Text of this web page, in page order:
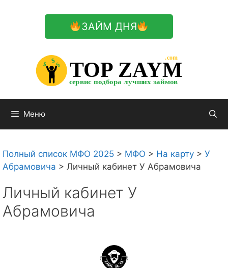
ЗАЙМ ДНЯ
TOP ZAYM
сервис подбора лучших займов
.com
$
$
$
Меню
Полный список МФО 2025 > МФО > На карту > У
Абрамовича > Личный кабинет У Абрамовича
Личный кабинет У
Абрамовича